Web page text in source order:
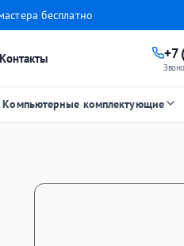
бесплатно
Контакты +7
Компьютерные комплектующие